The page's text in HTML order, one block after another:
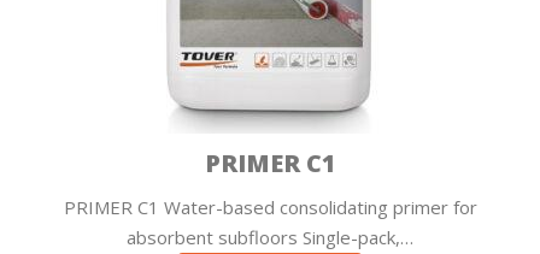
PRIMER C1
PRIMER C1 Water-based consolidating primer for
absorbent subfloors Single-pack,…